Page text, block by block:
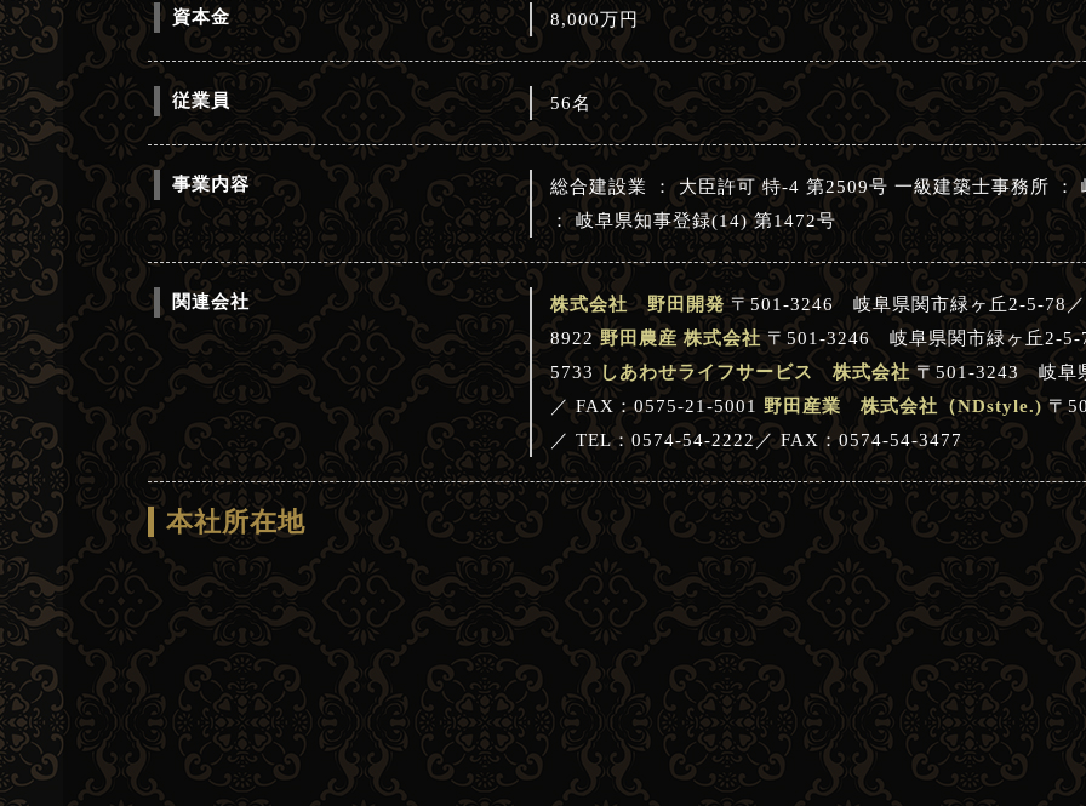
資本金 8,000万円
従業員 56名
事業内容
総合建設業 ： 大臣許可 特-4 第2509号 一級建築士事務所
： 岐阜県知事登録(14) 第1472号
関連会社 株式会社 野田開発〒501-3246 岐阜県関市緑ヶ丘2-5-78
8922野田農産 株式会社〒501-3246 岐阜県関市緑ヶ丘2-5-
5733しあわせライフサービス 株式会社〒501-3243 岐阜
／ FAX：0575-21-5001 野田産業 株式会社（NDstyle.)〒
／ TEL：0574-54-2222／ FAX：0574-54-3477
本社所在地